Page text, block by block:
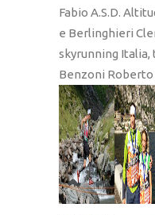
Fabio A.S.D.
e Berlinghieri
skyrunning Italia,
Benzoni Roberto